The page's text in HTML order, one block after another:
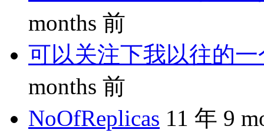
months 前
可以关注下我以往的
months 前
NoOfReplicas 11 年 9